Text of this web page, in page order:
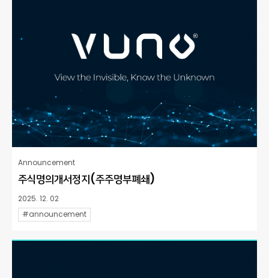
Announcement
주식명의개서정지(주주명부폐쇄)
2025. 12. 02
#announcement